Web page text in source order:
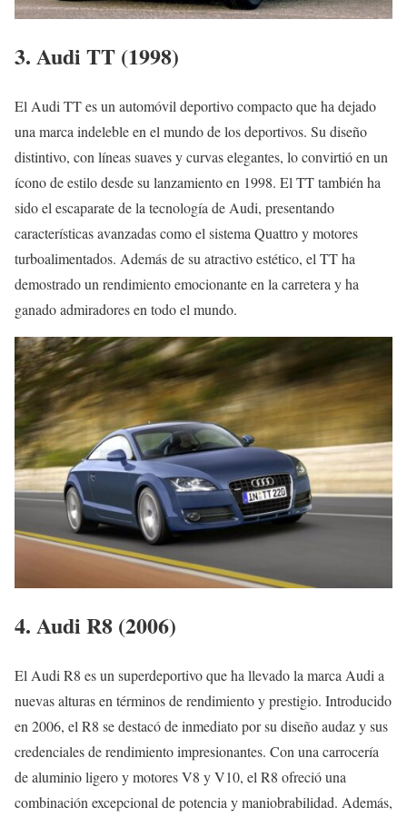
3. Audi TT (1998)
El Audi TT es un automóvil deportivo compacto que ha dejado
una marca indeleble en el mundo de los deportivos. Su diseño
distintivo, con líneas suaves y curvas elegantes, lo convirtió en un
ícono de estilo desde su lanzamiento en 1998. El TT también ha
sido el escaparate de la tecnología de Audi, presentando
características avanzadas como el sistema Quattro y motores
turboalimentados. Además de su atractivo estético, el TT ha
demostrado un rendimiento emocionante en la carretera y ha
ganado admiradores en todo el mundo.
4. Audi R8 (2006)
El Audi R8 es un superdeportivo que ha llevado la marca Audi a
nuevas alturas en términos de rendimiento y prestigio. Introducido
en 2006, el R8 se destacó de inmediato por su diseño audaz y sus
credenciales de rendimiento impresionantes. Con una carrocería
de aluminio ligero y motores V8 y V10, el R8 ofreció una
combinación excepcional de potencia y maniobrabilidad. Además,